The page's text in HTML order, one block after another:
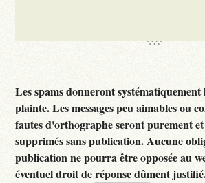
Les spams donneront systématiquement
plainte. Les messages peu aimables ou
fautes d'orthographe seront purement
supprimés sans publication. Aucune
publication ne pourra être opposée au
éventuel droit de réponse dûment